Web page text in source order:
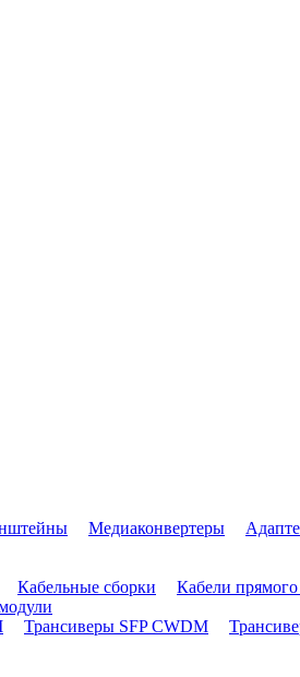
Медиаконвертеры
Кабельные сборки
Кабели
Трансиверы SFP CWDM